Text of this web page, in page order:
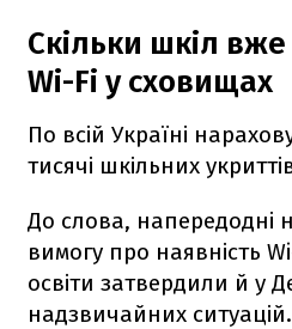
Скільки шкіл
Wi-Fi у сховищах
По всій Україні
тисячі шкільних
До слова, напередодні
вимогу про наявність
освіти затвердили й у
надзвичайних ситуацій.